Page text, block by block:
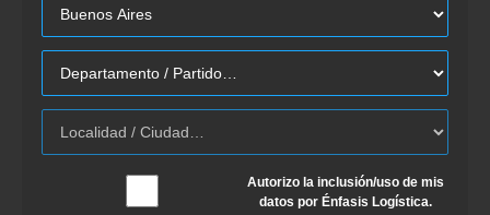
Autorizo la inclusión/uso de mis
datos por Énfasis Logística.